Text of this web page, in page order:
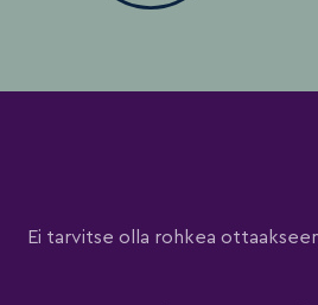
Ei tarvitse olla rohkea